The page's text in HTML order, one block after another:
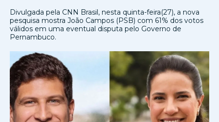
Divulgada pela CNN Brasil, nesta quinta-feira(27), a nova
pesquisa mostra João Campos (PSB) com 61% dos votos
válidos em uma eventual disputa pelo Governo de
Pernambuco.